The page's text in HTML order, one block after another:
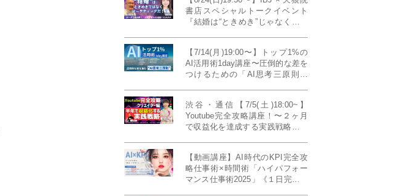
書店スペシャルトークイベント
『結婚は“ときめき”じゃなくて、
のカタチ〜《BOOKLove結婚相談
所presents》
【7/14(月)19:00〜】トップ1%の
AI活用術1day講座〜圧倒的な差を
つけるための「AI思考三原則」
渋谷・通信【7/5(土)18:00~】
Youtube完全攻略講座！〜２ヶ月
で収益化を達成する実践戦略！ゲ
発信力養成ラボNEO》
【動画講座】AI時代のKPI完全攻
略仕事術×時間術「ハイパフォー
マンス仕事術2025」《１日完成特